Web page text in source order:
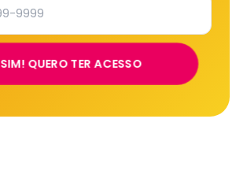
SIM! QUERO TER ACESSO